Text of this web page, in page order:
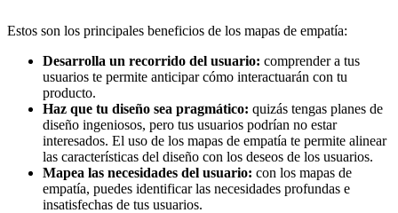
Estos son los principales beneficios de los mapas de empatía:
Desarrolla un recorrido del usuario: comprender a tus
usuarios te permite anticipar cómo interactuarán con tu
producto.
Haz que tu diseño sea pragmático: quizás tengas planes de
diseño ingeniosos, pero tus usuarios podrían no estar
interesados. El uso de los mapas de empatía te permite alinear
las características del diseño con los deseos de los usuarios.
Mapea las necesidades del usuario: con los mapas de
empatía, puedes identificar las necesidades profundas e
insatisfechas de tus usuarios.